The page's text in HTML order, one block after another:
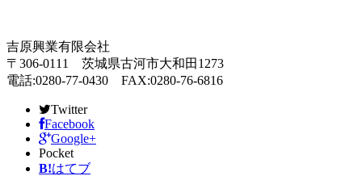
吉原興業有限会社
〒306-0111 茨城県古河市大和田1273
電話:0280-77-0430 FAX:0280-76-6816
Twitter
Facebook
Google+
Pocket
B!はてブ